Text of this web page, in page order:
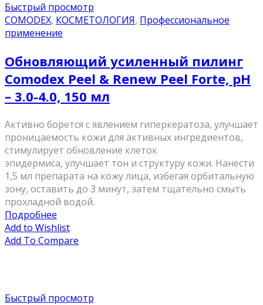
Быстрый просмотр
COMODEX, КОСМЕТОЛОГИЯ, Профессиональное
применение
Обновляющий усиленный пилинг
Comodex Peel & Renew Peel Forte, pH
– 3.0-4.0, 150 мл
Активно борется с явлением гиперкератоза, улучшает
проницаемость кожи для активных ингредиентов,
стимулирует обновление клеток
эпидермиса, улучшает тон и структуру кожи. Нанести
1,5 мл препарата на кожу лица, избегая орбитальную
зону, оставить до 3 минут, затем тщательно смыть
прохладной водой.
Подробнее
Add to Wishlist
Add To Compare
Быстрый просмотр